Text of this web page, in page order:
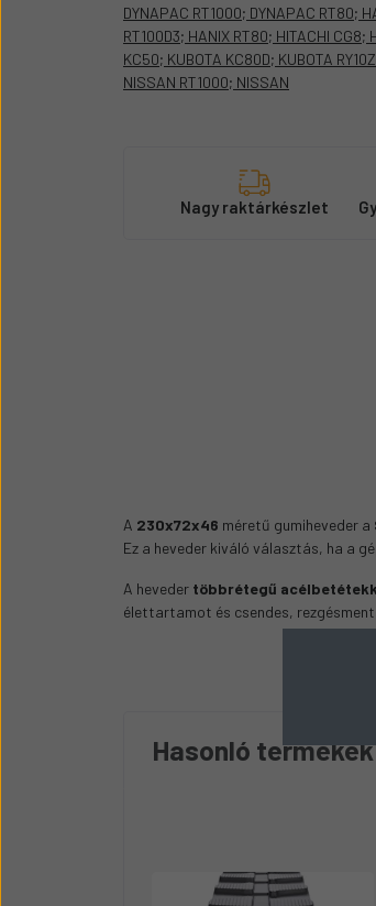
DYNAPAC RT1000; DYNAPAC RT80;
RT100D3; HANIX RT80; HITACHI CG8;
KC50; KUBOTA KC80D; KUBOTA
NISSAN RT1000; NISSAN
Nagy raktárkészlet
A 230x72x46 méretű gumiheveder a
Ez a heveder kiváló választás, ha a
A heveder többrétegű
élettartamot és csendes,
Hasonló termékek